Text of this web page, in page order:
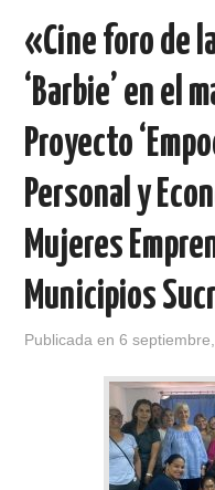
«Cine foro de
‘Barbie’ en el
Proyecto
Personal y
Mujeres
Municipios
Publicada en6